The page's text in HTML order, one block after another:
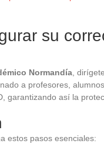
su
Normandía ,
a profesores,
garantizando así la
estos pasos esenciales: